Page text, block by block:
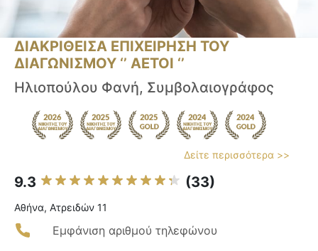
ΔΙΑΚΡΙΘΕΙΣΑ ΕΠΙΧΕΙΡΗΣΗ ΤΟΥ
ΔΙΑΓΩΝΙΣΜΟΥ ‘’ ΑΕΤΟΙ ‘’
Ηλιοπούλου Φανή, Συμβολαιογράφος
Δείτε περισσότερα >>
9.3 (33)
Αθήνα, Ατρειδών 11
Εμφάνιση αριθμού τηλεφώνου